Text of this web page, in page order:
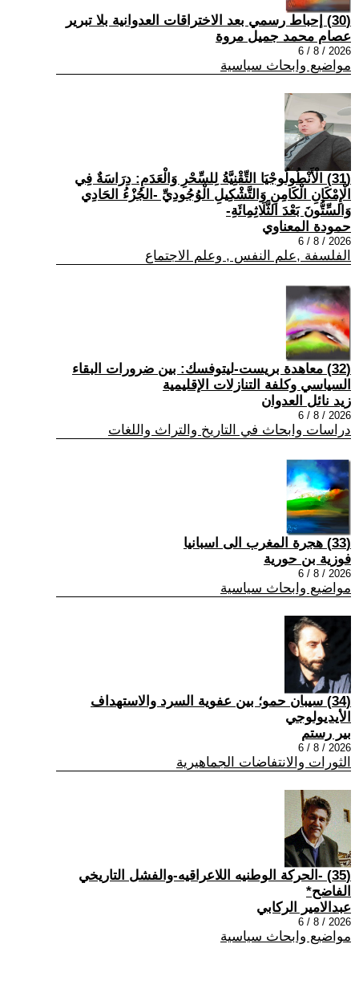
(30) إحباط رسمي بعد الاختراقات العدوانية بلا تبرير
عصام محمد جميل مروة
2026 / 8 / 6
مواضيع وابحاث سياسية
(31) الْأَنْطُولُوجْيَا التِّقْنِيَّةُ لِلسِّحْرِ وَالْعَدَمِ: دِرَاسَةٌ فِي
الْإِمْكَانِ الْكَامِنِ وَالتَّشْكِيلِ الْوُجُودِيِّ -الجُزْءُ الحَادِي
وَالسِّتُّونَ بَعْدَ الثَّلَاثِمِائَةِ-
حمودة المعناوي
2026 / 8 / 6
الفلسفة ,علم النفس , وعلم الاجتماع
(32) معاهدة بريست-ليتوفسك: بين ضرورات البقاء
السياسي وكلفة التنازلات الإقليمية
زيد نائل العدوان
2026 / 8 / 6
دراسات وابحاث في التاريخ والتراث واللغات
(33) هجرة المغرب الى اسبانيا
فوزية بن حورية
2026 / 8 / 6
مواضيع وابحاث سياسية
(34) سيبان حمو؛ بين عفوية السرد والاستهداف
الأيديولوجي
بير رستم
2026 / 8 / 6
الثورات والانتفاضات الجماهيرية
(35) -الحركة الوطنيه اللاعراقيه-والفشل التاريخي
الفاضح*
عبدالامير الركابي
2026 / 8 / 6
مواضيع وابحاث سياسية